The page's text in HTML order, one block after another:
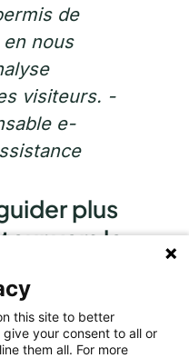
de
nous
visiteurs. -
e-
plus
vers le
en
des
de
this site to better
your consent to all or
them all. For more